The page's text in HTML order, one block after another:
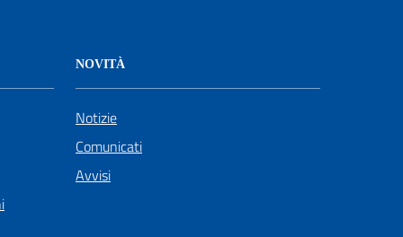
NOVITÀ
Notizie
Comunicati
Avvisi